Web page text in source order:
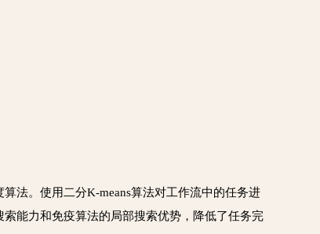
法。使用二分K-means算法对工作流中的任务进
能力和免疫算法的局部搜索优势，降低了任务完